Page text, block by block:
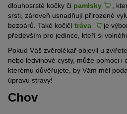
dlouhosrsté kočky či pamlsky
,
srsti, zároveň usnadňují přirozené
bezoárů. Také kočičí tráva
je
především pro jedince, kteří si
Pokud Váš zvěrolékař objevil u
nebo ledvinové cysty, může pomoci i
kterému důvěřujete, by Vám měl
úpravu stravy!
Chov